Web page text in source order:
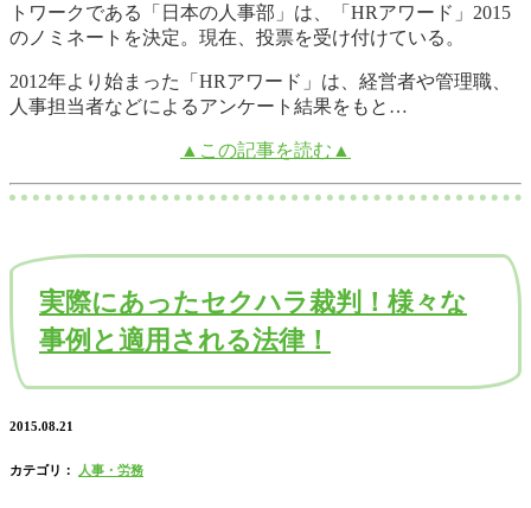
トワークである「日本の人事部」は、「HRアワード」2015
のノミネートを決定。現在、投票を受け付けている。
2012年より始まった「HRアワード」は、経営者や管理職、
人事担当者などによるアンケート結果をもと…
▲この記事を読む▲
実際にあったセクハラ裁判！様々な
事例と適用される法律！
2015.08.21
カテゴリ： 人事・労務